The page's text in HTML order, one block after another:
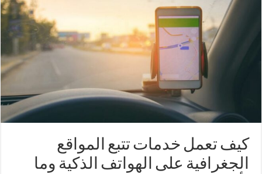
كيف تعمل خدمات تتبع المواقع
الجغرافية على الهواتف الذكية وما